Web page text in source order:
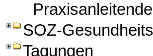
SOZ-
Tagungen